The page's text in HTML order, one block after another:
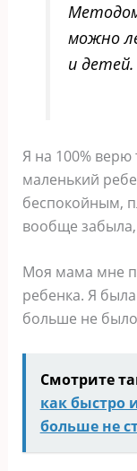
можно
и детей.
Я на 100% верю
маленький
беспокойным,
вообще
Моя мама мне
ребенка. Я была
больше не
Смотрите
как быстро
больше не